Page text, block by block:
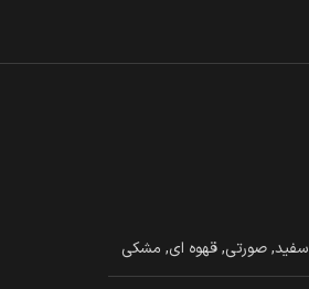
سفید,صورتی,قهوه ای, مشکی